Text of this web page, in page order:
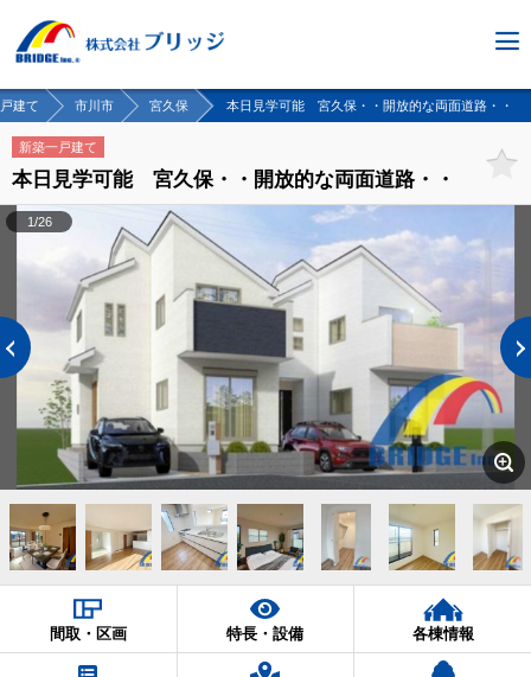
建て 市川市 宮久保 本日見学可能 宮久保・・開放的な両面道路・・
新築一戸建て
本日見学可能 宮久保・・開放的な両面道路・・
1/26
間取・区画 特長・設備 各棟情報